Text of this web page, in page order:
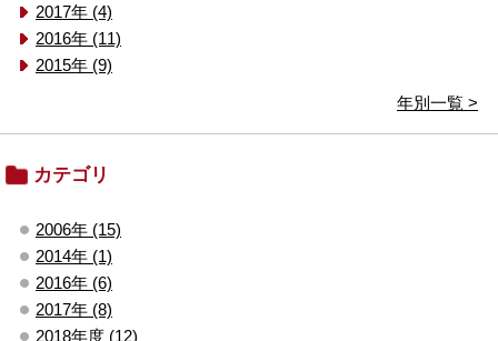
2017年 (4)
2016年 (11)
2015年 (9)
年別一覧 >
カテゴリ
2006年 (15)
2014年 (1)
2016年 (6)
2017年 (8)
2018年度 (12)